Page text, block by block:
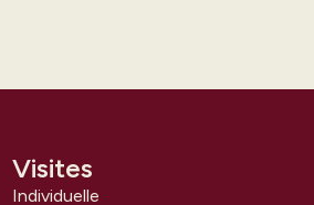
Visites
Individuelle